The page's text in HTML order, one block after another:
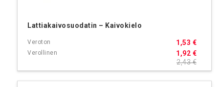
Lattiakaivosuodatin – Kaivokielo
1,92 €
1,53 €
2,43 €